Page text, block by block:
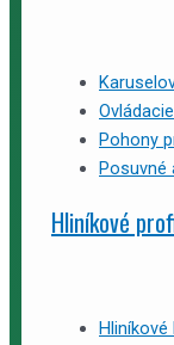
Pohony
Posuvné
Hliníkové